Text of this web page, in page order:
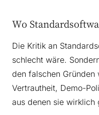
Wo
Die Kritik an
schlecht wäre.
den falschen
Vertrautheit, Demo-
aus denen sie wirklich